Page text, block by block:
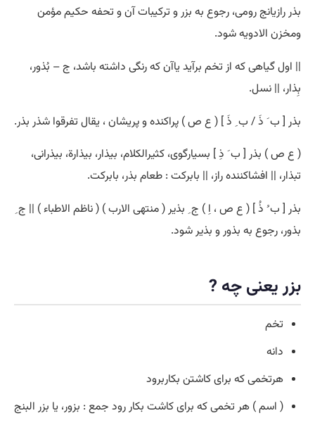
بذر رازیانج رومی، رجوع به بزر و ترکیبات آن و تحفه حکیم مؤمن
ومخزن الادویه شود.
|| اول گیاهی که از تخم برآید یاآن که رنگی داشته باشد، ج – بُذور،
بِذار، || نسل.
بذر [ ب َ ذَ / ب ِ ذَ ] ( ع ص ) پراکنده و پریشان ، یقال تفرقوا شذر بذر.
( ع ص ) بذر [ ب َ ذِ ] بسیارگوی، کثیرالکلام، بیذار، بیذارة، بیذرانی،
تبذار، || افشاکننده راز، || بابرکت : طعام بذر، بابرکت.
بذر [ ب ُ ذُ ] ( ع ص ، اِ ) ج ِ بذیر ( منتهی الارب ) ( ناظم الاطباء ) || ج ِ
بذور، رجوع به بذور و بذیر شود.
بزر یعنی چه ?
تخم
دانه
هرتخمی که برای کاشتن بکاربرود
( اسم ) هر تخمی که برای کاشت بکار رود جمع : بزور، یا بزر البنج